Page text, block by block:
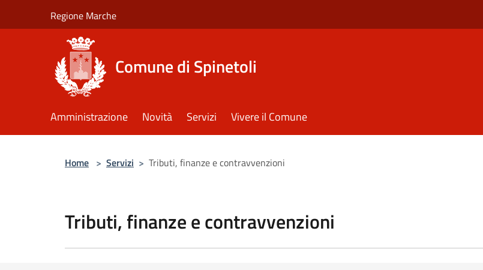
Regione Marche
Comune di Spinetoli
Amministrazione Novità Servizi Vivere il Comune
Home > Servizi > Tributi, finanze e contravvenzioni
Tributi, finanze e contravvenzioni